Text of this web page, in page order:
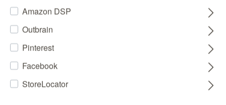
Amazon DSP
Outbrain
Pinterest
Facebook
StoreLocator